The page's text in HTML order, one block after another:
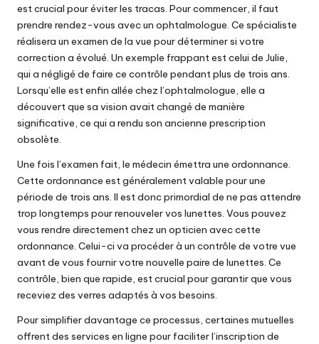
est crucial pour éviter les tracas. Pour commencer, il faut
prendre rendez-vous avec un ophtalmologue. Ce spécialiste
réalisera un examen de la vue pour déterminer si votre
correction a évolué. Un exemple frappant est celui de Julie,
qui a négligé de faire ce contrôle pendant plus de trois ans.
Lorsqu’elle est enfin allée chez l’ophtalmologue, elle a
découvert que sa vision avait changé de manière
significative, ce qui a rendu son ancienne prescription
obsolète.
Une fois l’examen fait, le médecin émettra une ordonnance.
Cette ordonnance est généralement valable pour une
période de trois ans. Il est donc primordial de ne pas attendre
trop longtemps pour renouveler vos lunettes. Vous pouvez
vous rendre directement chez un opticien avec cette
ordonnance. Celui-ci va procéder à un contrôle de votre vue
avant de vous fournir votre nouvelle paire de lunettes. Ce
contrôle, bien que rapide, est crucial pour garantir que vous
receviez des verres adaptés à vos besoins.
Pour simplifier davantage ce processus, certaines mutuelles
offrent des services en ligne pour faciliter l’inscription de